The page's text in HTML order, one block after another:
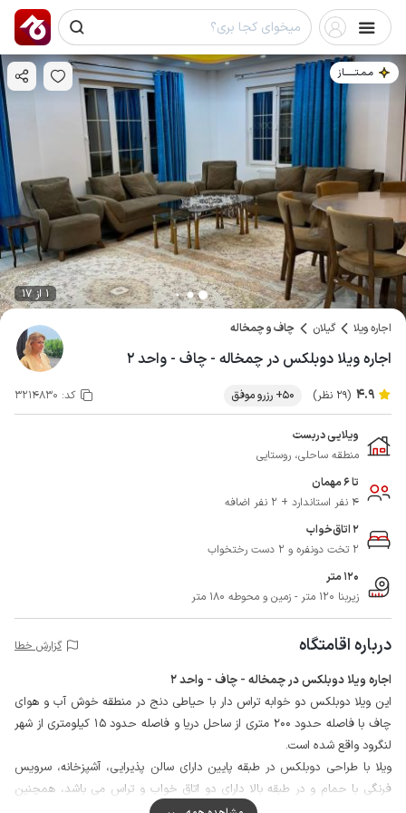
مـمـتــــــاز
1 از 17
اجاره ویلا گیلان چاف و چمخاله
اجاره ویلا دوبلکس در چمخاله - چاف - واحد ۲
4.9 (29 نظر) 50+ رزرو موفق کد: 3214830
ویلایی دربست
منطقه ساحلی، روستایی
تا 6 مهمان
4 نفر استاندارد + 2 نفر اضافه
2 اتاق‌خواب
2 تخت دونفره و 2 دست رختخواب
120 متر
زیربنا 120 متر - زمین و محوطه 180 متر
درباره اقامتگاه گزارش خطا
اجاره ویلا دوبلکس در چمخاله - چاف - واحد 2
این ویلا دوبلکس دو خوابه تراس دار با حیاطی دنج در منطقه خوش آب و هوای
چاف با فاصله حدود 200 متری از ساحل دریا و فاصله حدود 15 کیلومتری از شهر
لنگرود واقع شده است.
ویلا با طراحی دوبلکس در طبقه پایین دارای سالن پذیرایی، آشپزخانه، سرویس
فرنگی با حمام و در طبقه بالا دارای دو اتاق خواب و تراس می باشد، همچنین